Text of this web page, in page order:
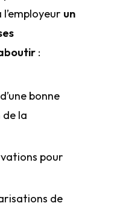
un
:
bonne
la
pour
de